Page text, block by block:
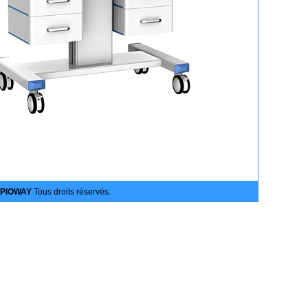
PIOWAYTous droits réservés.